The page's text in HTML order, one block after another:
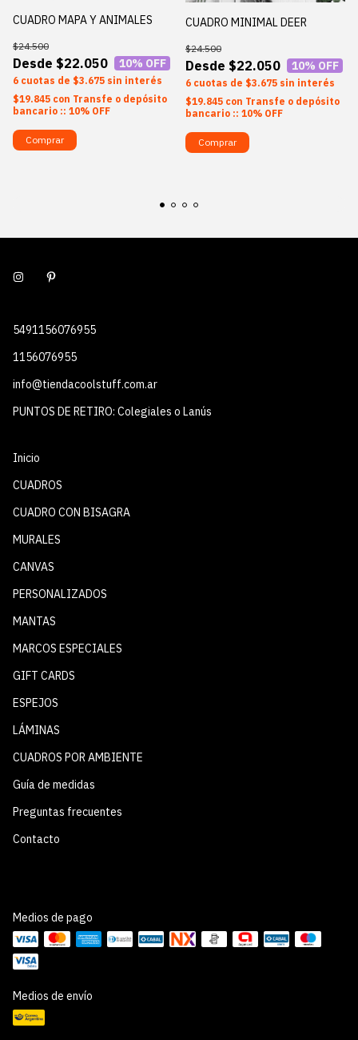
CUADRO MAPA Y ANIMALES
$22.050
$24.500
10% OFF
6 $3.675 sin interés
$19.845 con Transfe o depósito
bancario :: 10% OFF
Comprar
CUADRO MINIMAL DEER
$22.050
$24.500
10% OFF
6 $3.675 sin interés
$19.845 con Transfe o depósito
bancario :: 10% OFF
Comprar
5491156076955
1156076955
info@tiendacoolstuff.com.ar
PUNTOS DE RETIRO: Colegiales o Lanús
Inicio
CUADROS
CUADRO CON BISAGRA
MURALES
CANVAS
PERSONALIZADOS
MANTAS
MARCOS ESPECIALES
GIFT CARDS
ESPEJOS
LÁMINAS
CUADROS POR AMBIENTE
Guía de medidas
Preguntas frecuentes
Contacto
Medios de pago
Medios de envío